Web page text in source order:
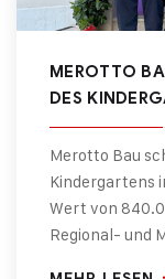
MEROTTO
DES
Merotto Bau
Kindergartens
Wert von
Regional- und